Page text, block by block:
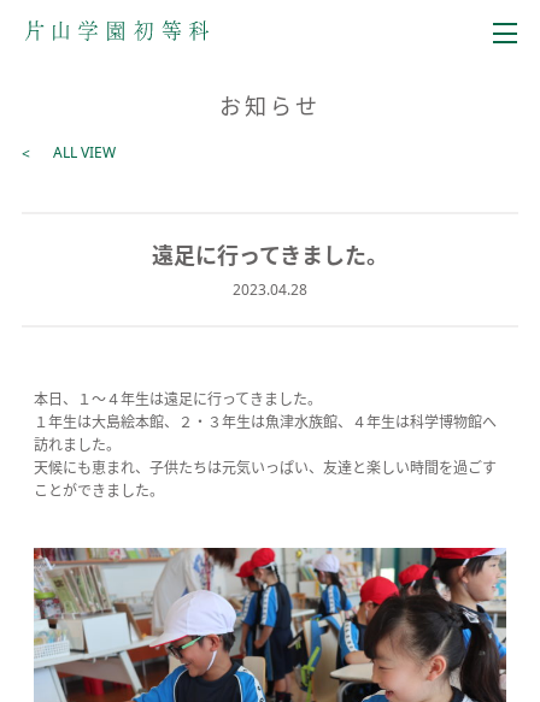
お知らせ
ALL VIEW
遠足に行ってきました。
2023.04.28
本日、１～４年生は遠足に行ってきました。
１年生は大島絵本館、２・３年生は魚津水族館、４年生は科学博物館へ
訪れました。
天候にも恵まれ、子供たちは元気いっぱい、友達と楽しい時間を過ごす
ことができました。